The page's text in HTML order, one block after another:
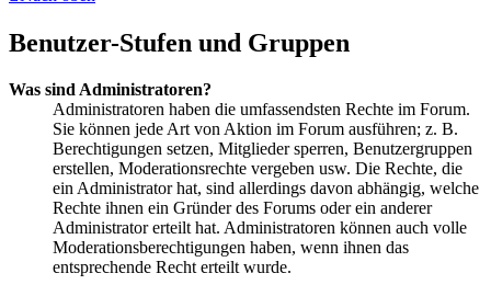
Benutzer-Stufen und Gruppen
Was sind Administratoren?
Administratoren haben die umfassendsten Rechte im Forum.
Sie können jede Art von Aktion im Forum ausführen; z. B.
Berechtigungen setzen, Mitglieder sperren, Benutzergruppen
erstellen, Moderationsrechte vergeben usw. Die Rechte, die
ein Administrator hat, sind allerdings davon abhängig, welche
Rechte ihnen ein Gründer des Forums oder ein anderer
Administrator erteilt hat. Administratoren können auch volle
Moderationsberechtigungen haben, wenn ihnen das
entsprechende Recht erteilt wurde.